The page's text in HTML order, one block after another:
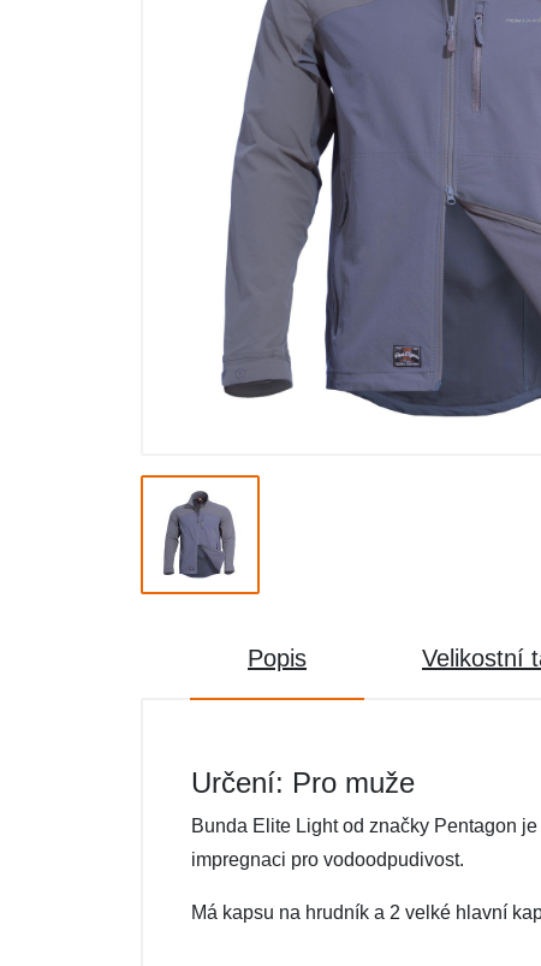
Popis Velikostní
Určení: Pro muže
Bunda Elite Light od značky Pentagon
impregnaci pro vodoodpudivost.
Má kapsu na hrudník a 2 velké hlavní